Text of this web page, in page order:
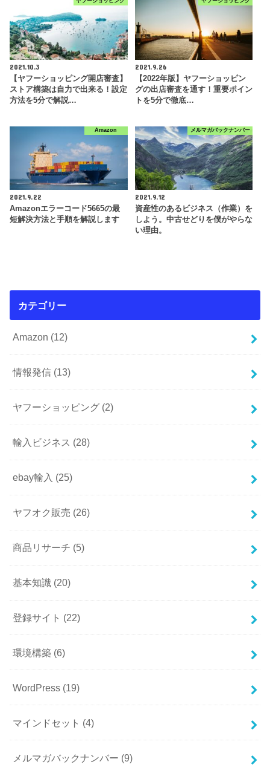
2021.10.3
【ヤフーショッピング開店審査】
ストア構築は自力で出来る！設定
方法を5分で解説…
2021.9.26
【2022年版】ヤフーショッピン
グの出店審査を通す！重要ポイン
トを5分で徹底…
Amazon
2021.9.22
Amazonエラーコード5665の最
短解決方法と手順を解説します
メルマガバックナンバー
2021.9.12
資産性のあるビジネス（作業）を
しよう。中古せどりを僕がやらな
い理由。
カテゴリー
Amazon (12)
情報発信 (13)
ヤフーショッピング (2)
輸入ビジネス (28)
ebay輸入 (25)
ヤフオク販売 (26)
商品リサーチ (5)
基本知識 (20)
登録サイト (22)
環境構築 (6)
WordPress (19)
マインドセット (4)
メルマガバックナンバー (9)